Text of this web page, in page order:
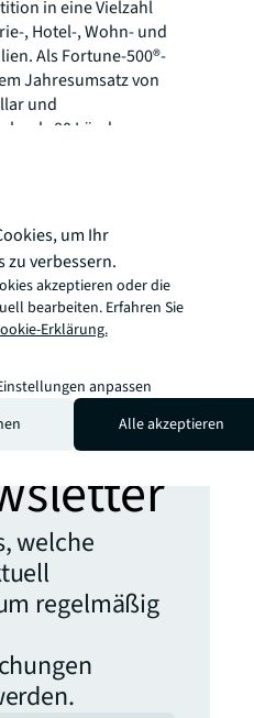
in eine Vielzahl
, Hotel-, Wohn- und
Als Fortune-500®-
Jahresumsatz von
und
als 80 Ländern
106.000
einer
mit
von unserem
für eine
helfen wir unseren
der Gesellschaft –
„SEE A BRIGHTER
und ein
von Jones
Weitere
unter
jll.com .
welche
regelmäßig
um Ihr
zu verbessern.
akzeptieren oder die
bearbeiten. Erfahren Sie
Erklärung.
anpassen
Alle akzeptieren